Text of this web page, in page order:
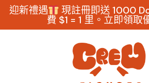
迎新禮遇 現註冊即送 1000
費 $1 = 1 里。立即領取